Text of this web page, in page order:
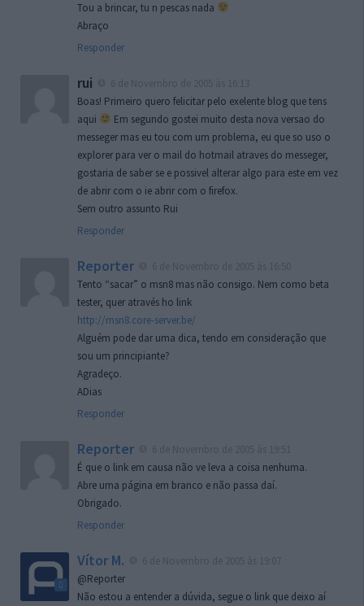
Tou a brincar, tu n pescas nada
Abraço
Responder
rui
Boas! Primeiro quero felicitar pelo exelente blog que tens
aqui
Em segundo gostei muito desta nova versao do
messeger mas eu tou com um problema, eu que so uso o
explorer para ver o mail do hotmail atraves do messeger,
gostaria de saber se e possivel alterar algo para este em vez
de abrir com o ie abrir com o firefox.
Sem outro assunto Rui
Responder
Reporter
Tento “sacar” o msn8 mas não consigo. Nem como beta
tester, quer através ho link
http://msn8.core-server.be/
Alguém pode dar uma dica, tendo em consideração que
sou um principiante?
Agradeço.
ADias
Responder
Reporter
É que o link em causa não ve leva a coisa nenhuma.
Abre uma página em branco e não passa daí.
Obrigado.
Responder
Vítor M.
@Reporter
Não estou a entender a dúvida, segue o link que deixo aí